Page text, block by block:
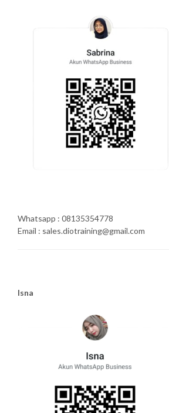
Whatsapp : 08135354778
Email : sales.diotraining@gmail.com
Isna